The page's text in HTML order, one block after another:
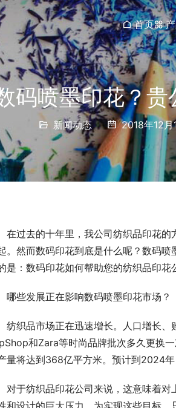
首页
码喷墨印花？
新闻动态 2018年12月
在过去的十年里，我公司纺织品印花
。然而数码印花到底是什么呢？数码
是：数码印花如何帮助您的纺织品印
哪些发展正在影响数码喷墨印花市场？
纺织品市场正在迅速增长。人口增长、
和Zara等时尚品牌批次多久更换
量将达到368亿平方米。预计到2024年
对于纺织品印花公司来说，这意味着